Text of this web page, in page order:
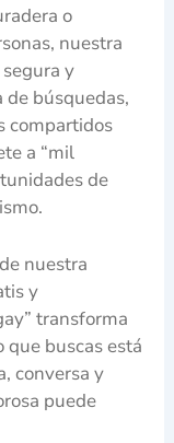
o
nuestra
y
de búsquedas,
compartidos
a “mil
de
nuestra
y
transforma
buscas está
conversa y
puede